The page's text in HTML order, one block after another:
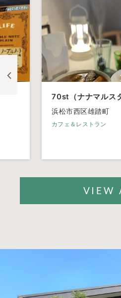
70st（ナナマルス
浜松市西区雄踏町
カフェ＆レストラン
VIEW